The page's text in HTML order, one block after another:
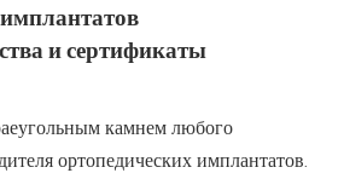
и сертификаты
камнем любого
ортопедических имплантатов.